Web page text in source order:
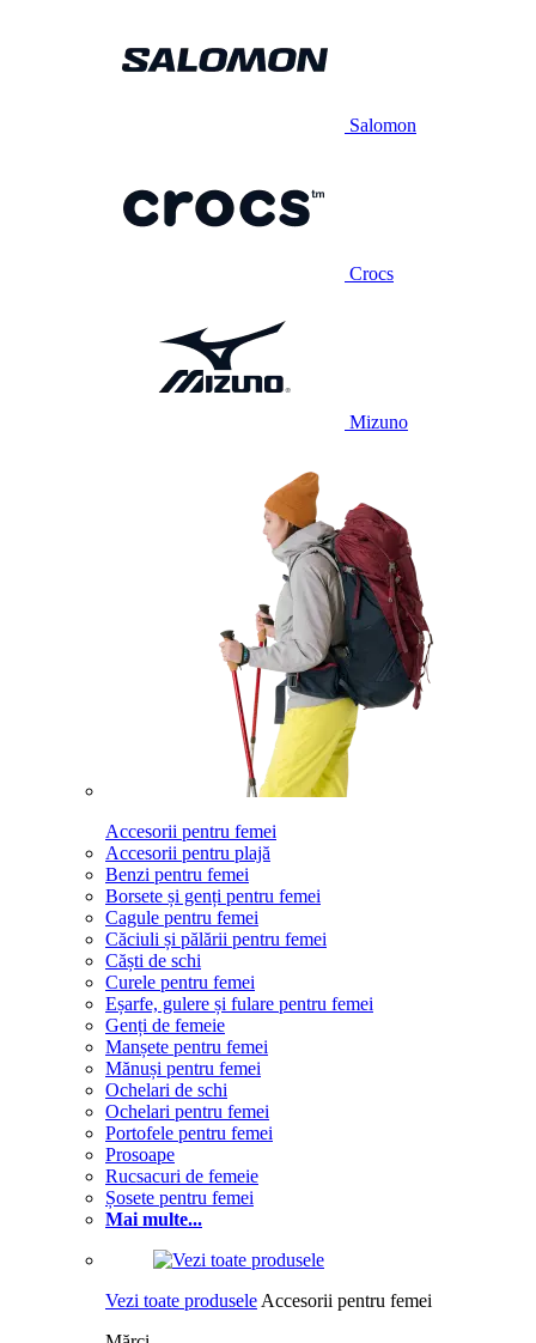
Salomon
Crocs
Mizuno
Accesorii pentru femei
Accesorii pentru plajă
Benzi pentru femei
Borsete și genți pentru femei
Cagule pentru femei
Căciuli și pălării pentru femei
Căști de schi
Curele pentru femei
Eșarfe, gulere și fulare pentru femei
Genți de femeie
Manșete pentru femei
Mănuși pentru femei
Ochelari de schi
Ochelari pentru femei
Portofele pentru femei
Prosoape
Rucsacuri de femeie
Șosete pentru femei
Mai multe...
Vezi toate produsele Accesorii pentru femei